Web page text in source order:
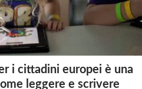
i cittadini europei è una
leggere e scrivere